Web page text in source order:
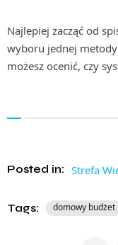
Najlepiej zacząć od
wyboru jednej
możesz ocenić, czy
Posted in: Strefa
Tags: domowy budżet